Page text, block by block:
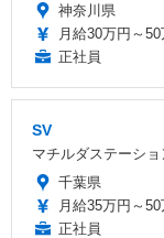
神奈川県
月給30万円～50
正社員
SV
マチルダステーシ
千葉県
月給35万円～50
正社員